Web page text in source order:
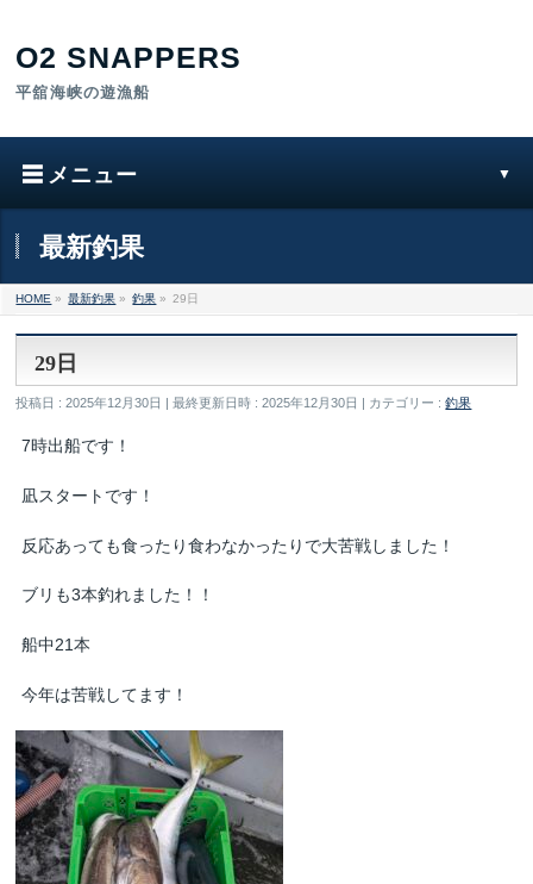
最新釣果
HOME » 最新釣果 » 釣果 » 29日
29日
投稿日 : 2025年12月30日 最終更新日時 : 2025年12月30日 カテゴリー :釣果
7時出船です！
凪スタートです！
反応あっても食ったり食わなかったりで大苦戦しました！
ブリも3本釣れました！！
船中21本
今年は苦戦してます！